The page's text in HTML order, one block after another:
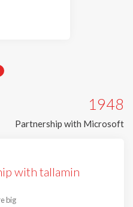
1948
Partnership with Microsoft
with tallamin
big